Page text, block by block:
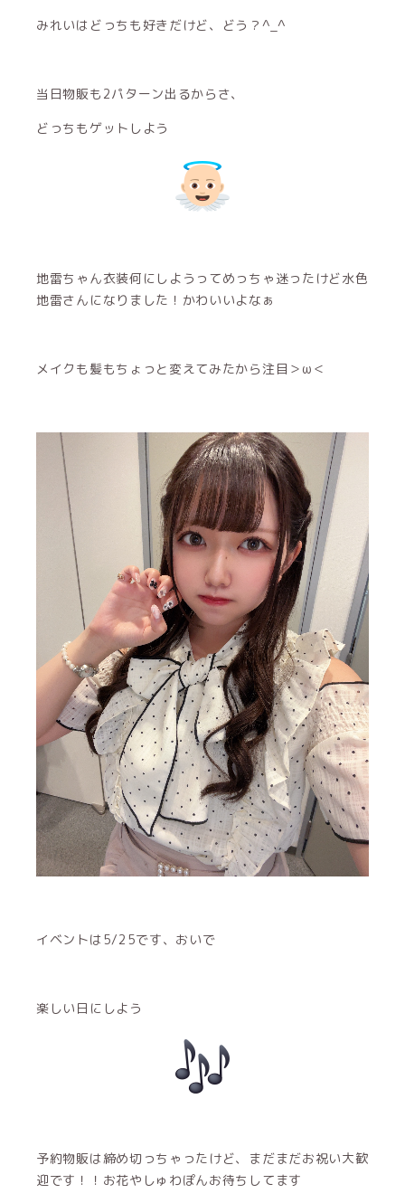
みれいはどっちも好きだけど、どう？^_^
当日物販も2パターン出るからさ、
どっちもゲットしよう
地雷ちゃん衣装何にしようってめっちゃ迷ったけど水色
地雷さんになりました！かわいいよなぁ
メイクも髪もちょっと変えてみたから注目＞ω＜
イベントは5/25です、おいで
楽しい日にしよう
予約物販は締め切っちゃったけど、まだまだお祝い大歓
迎です！！お花やしゅわぽんお待ちしてます